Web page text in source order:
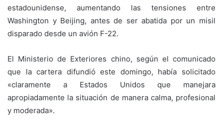
estadounidense, aumentando las tensiones entre
Washington y Beijing, antes de ser abatida por un misil
disparado desde un avión F-22.
El Ministerio de Exteriores chino, según el comunicado
que la cartera difundió este domingo, había solicitado
«claramente a Estados Unidos que manejara
apropiadamente la situación de manera calma, profesional
y moderada».